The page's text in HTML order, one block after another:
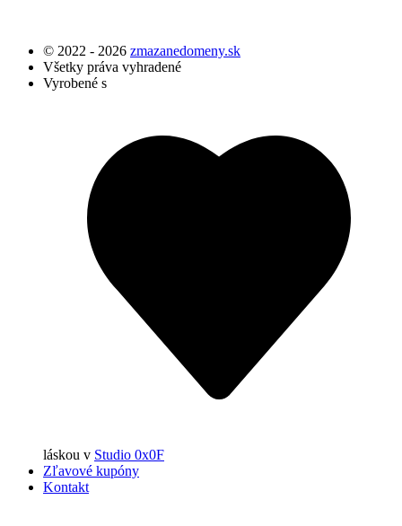
© 2022 - 2026 zmazanedomeny.sk
Všetky práva vyhradené
Vyrobené s
láskou v Studio 0x0F
Zľavové kupóny
Kontakt